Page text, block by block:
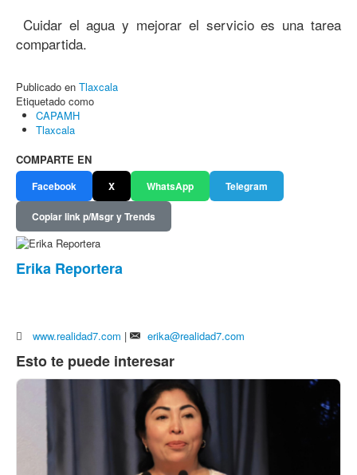
Cuidar el agua y mejorar el servicio es una tarea
compartida.
Publicado en Tlaxcala
Etiquetado como
CAPAMH
Tlaxcala
COMPARTE EN
Facebook X WhatsApp Telegram
Copiar link p/Msgr y Trends
Erika Reportera
www.realidad7.com | erika@realidad7.com
Esto te puede interesar